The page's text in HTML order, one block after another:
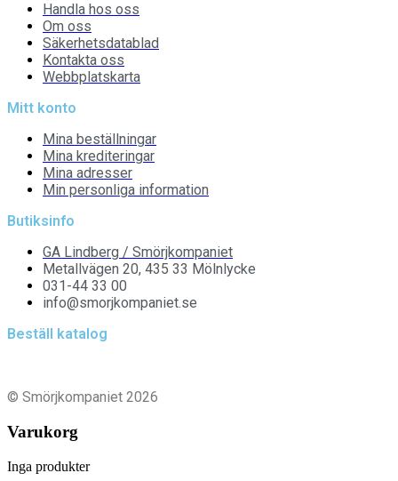
Handla hos oss
Om oss
Säkerhetsdatablad
Kontakta oss
Webbplatskarta
Mitt konto
Mina beställningar
Mina krediteringar
Mina adresser
Min personliga information
Butiksinfo
GA Lindberg / Smörjkompaniet
Metallvägen 20, 435 33 Mölnlycke
031-44 33 00
info@smorjkompaniet.se
Beställ katalog
© Smörjkompaniet 2026
Varukorg
Inga produkter